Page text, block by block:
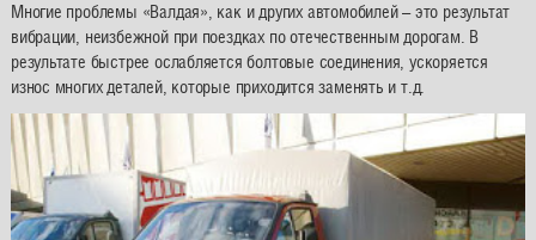
Многие проблемы «Валдая», как и других автомобилей – это результат
вибрации, неизбежной при поездках по отечественным дорогам. В
результате быстрее ослабляется болтовые соединения, ускоряется
износ многих деталей, которые приходится заменять и т.д.